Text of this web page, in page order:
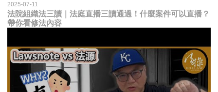
2025-07-11
法院組織法三讀｜法庭直播三讀通過！什麼案件可以直播？
帶你看修法內容